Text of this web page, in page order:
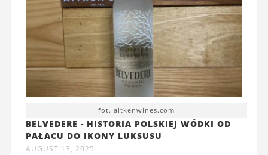
fot. aitkenwines.com
BELVEDERE - HISTORIA POLSKIEJ WÓDKI OD
PAŁACU DO IKONY LUKSUSU
AUGUST 13, 2025